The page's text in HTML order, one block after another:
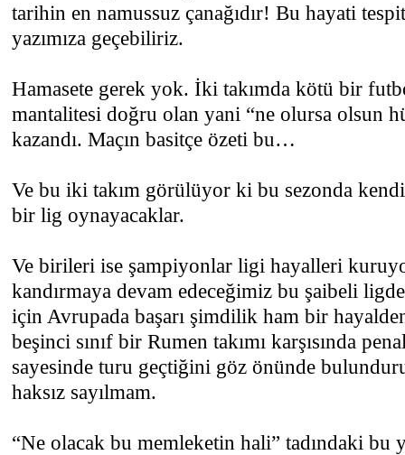
tarihin en namussuz çanağıdır! Bu hayati
yazımıza geçebiliriz.
Hamasete gerek yok. İki takımda kötü bir
mantalitesi doğru olan yani “ne olursa olsun
kazandı. Maçın basitçe özeti bu…
Ve bu iki takım görülüyor ki bu sezonda
bir lig oynayacaklar.
Ve birileri ise şampiyonlar ligi hayalleri
kandırmaya devam edeceğimiz bu şaibeli
için Avrupada başarı şimdilik ham bir
beşinci sınıf bir Rumen takımı karşısında
sayesinde turu geçtiğini göz önünde
haksız sayılmam.
“Ne olacak bu memleketin hali” tadındaki bu